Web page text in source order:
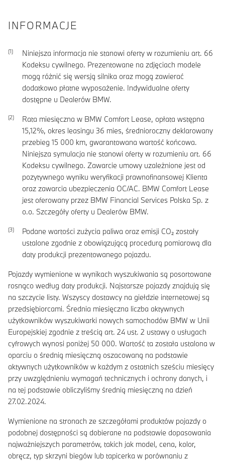
INFORMACJE
Niniejsza informacja nie stanowi oferty w rozumieniu art. 66
Kodeksu cywilnego. Prezentowane na zdjęciach modele
mogą różnić się wersją silnika oraz mogą zawierać
dodatkowo płatne wyposażenie. Indywidualne oferty
dostępne u Dealerów BMW.
Rata miesięczna w BMW Comfort Lease, opłata wstępna
15,12%, okres leasingu 36 mies, średnioroczny deklarowany
przebieg 15 000 km, gwarantowana wartość końcowa.
Niniejsza symulacja nie stanowi oferty w rozumieniu art. 66
Kodeksu cywilnego. Zawarcie umowy uzależnione jest od
pozytywnego wyniku weryfikacji prawnofinansowej Klienta
oraz zawarcia ubezpieczenia OC/AC. BMW Comfort Lease
jest oferowany przez BMW Financial Services Polska Sp. z
o.o. Szczegóły oferty u Dealerów BMW.
Podane wartości zużycia paliwa oraz emisji CO₂ zostały
ustalone zgodnie z obowiązującą procedurą pomiarową dla
daty produkcji prezentowanego pojazdu.
Pojazdy wymienione w wynikach wyszukiwania są posortowane
rosnąco według daty produkcji. Najstarsze pojazdy znajdują się
na szczycie listy. Wszyscy dostawcy na giełdzie internetowej są
przedsiębiorcami. Średnia miesięczna liczba aktywnych
użytkowników wyszukiwarki nowych samochodów BMW w Unii
Europejskiej zgodnie z treścią art. 24 ust. 2 ustawy o usługach
cyfrowych wynosi poniżej 50 000. Wartość ta została ustalona w
oparciu o średnią miesięczną oszacowaną na podstawie
aktywnych użytkowników w każdym z ostatnich sześciu miesięcy
przy uwzględnieniu wymagań technicznych i ochrony danych, i
na tej podstawie obliczyliśmy średnią miesięczną na dzień
27.02.2024.
Wymienione na stronach ze szczegółami produktów pojazdy o
podobnej dostępności są dobierane na podstawie dopasowania
najważniejszych parametrów, takich jak model, cena, kolor,
obręcz, typ skrzyni biegów lub tapicerka w porównaniu z